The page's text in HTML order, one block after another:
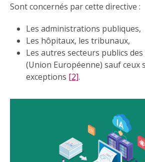
Sont concernés par cette directive :
Les administrations publiques,
Les hôpitaux, les tribunaux,
Les autres secteurs publics des
(Union Européenne) sauf ceux
exceptions [2].